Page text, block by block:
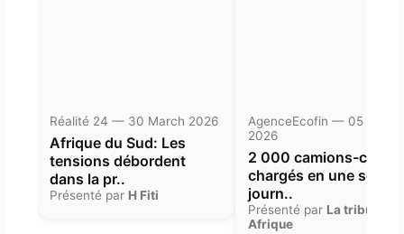
Réalité 24 — 30 March 2026
Afrique du Sud: Les
tensions débordent
dans la pr..
Présenté par H Fiti
AgenceEcofin — 05
2026
2 000 camions-
chargés en une seule
journ..
Présenté par La tribune
Afrique